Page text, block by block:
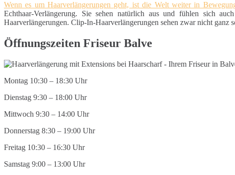
Wenn es um Haarverlängerungen geht, ist die Welt weiter in
Echthaar-Verlängerung. Sie sehen natürlich aus und fühlen sich
Haarverlängerungen. Clip-In-Haarverlängerungen sehen zwar nicht
Öffnungszeiten Friseur Balve
Montag 10:30 – 18:30 Uhr
Dienstag 9:30 – 18:00 Uhr
Mittwoch 9:30 – 14:00 Uhr
Donnerstag 8:30 – 19:00 Uhr
Freitag 10:30 – 16:30 Uhr
Samstag 9:00 – 13:00 Uhr